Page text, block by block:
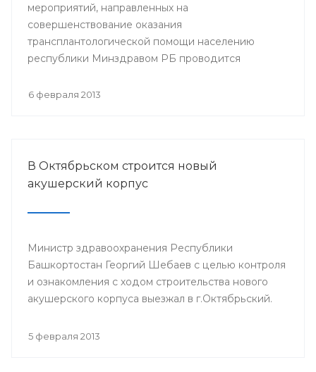
мероприятий, направленных на
совершенствование оказания
трансплантологической помощи населению
республики Минздравом РБ проводится
конференция «Перспективы донорства и
6 февраля 2013
В Октябрьском строится новый
акушерский корпус
Министр здравоохранения Республики
Башкортостан Георгий Шебаев с целью контроля
и ознакомления с ходом строительства нового
акушерского корпуса выезжал в г.Октябрьский.
5 февраля 2013